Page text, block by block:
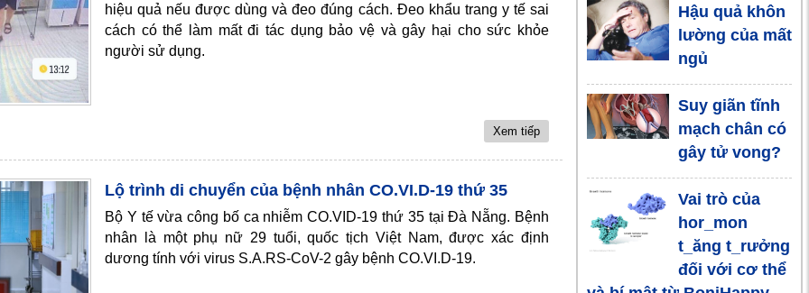
hiệu quả nếu được dùng và đeo đúng cách. Đeo khẩu trang y tế sai
cách có thể làm mất đi tác dụng bảo vệ và gây hại cho sức khỏe
người sử dụng.
Xem tiếp
Lộ trình di chuyển của bệnh nhân CO.VI.D-19 thứ 35
Bộ Y tế vừa công bố ca nhiễm CO.VID-19 thứ 35 tại Đà Nẵng. Bệnh
nhân là một phụ nữ 29 tuổi, quốc tịch Việt Nam, được xác định
dương tính với virus S.A.RS-CoV-2 gây bệnh CO.VI.D-19.
Hậu quả khôn
lường của mất
ngủ
Suy giãn tĩnh
mạch chân có
gây tử vong?
Vai trò của
hor_mon
t_ăng t_rưởng
đối với cơ thể